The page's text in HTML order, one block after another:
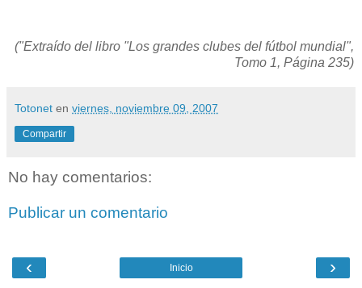
("Extraído del libro "Los grandes clubes del fútbol mundial",
Tomo 1, Página 235)
Totonet en viernes, noviembre 09, 2007
Compartir
No hay comentarios:
Publicar un comentario
‹ ›
Inicio